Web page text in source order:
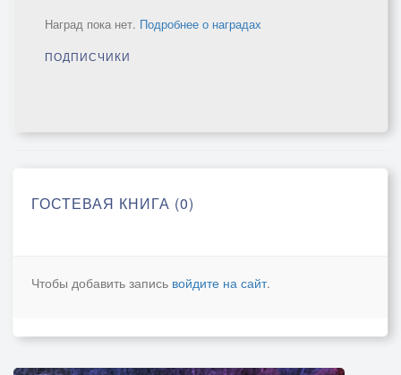
Наград пока нет. Подробнее о наградах
ПОДПИСЧИКИ
ГОСТЕВАЯ КНИГА (0)
Чтобы добавить запись войдите на сайт.